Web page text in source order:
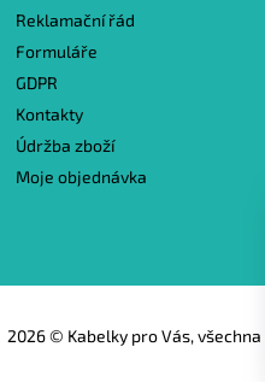
Reklamační řád
Formuláře
GDPR
Kontakty
Údržba zboží
Moje objednávka
2026 © Kabelky pro Vás,